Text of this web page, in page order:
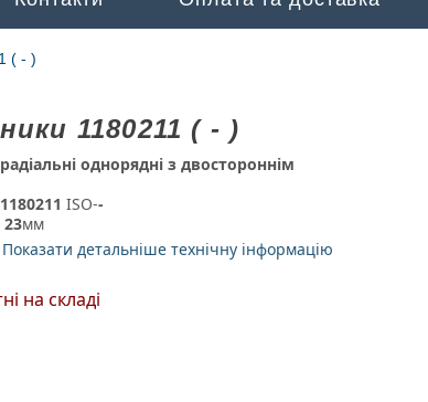
( - )
1180211 ( - )
однорядні з двостороннім
1180211 ­ ISO--
23мм
Показати детальніше технічну інформацію
на складі